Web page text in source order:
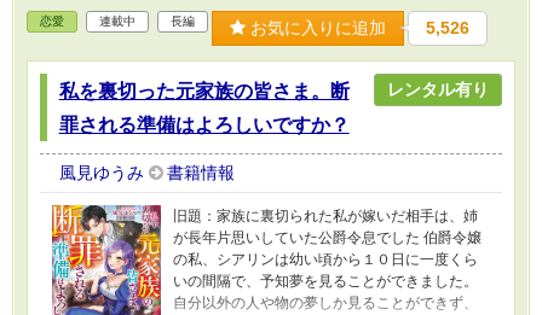
恋愛 連載中 長編 お気に入りに追加 5,526
私を裏切った元家族の皆さま。断
罪される準備はよろしいですか？
レンタル有り
風見ゆうみ 書籍情報
旧題：家族に裏切られた私が嫁いだ相手は、姉
が長年片思いしていた公爵令息でした 伯爵令嬢
の私、シアリンは幼い頃から１０日に一度くら
いの間隔で、予知夢を見ることができました。
自分以外の人や物の夢しか見ることができず、